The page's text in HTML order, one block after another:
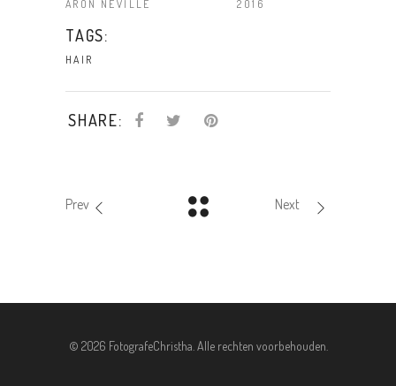
ARON NEVILLE 2016
TAGS:
HAIR
SHARE:
Prev Next
© 2026 FotografeChristha. Alle rechten voorbehouden.